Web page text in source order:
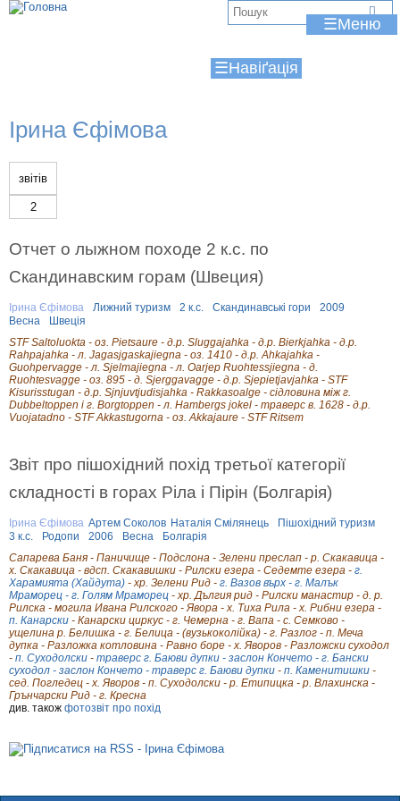
Jump to navigation
☰
☰
Ірина Єфімова
звітів
2
Отчет о лыжном походе 2 к.с. по
Скандинавским горам (Швеция)
Ірина Єфімова Лижний туризм 2 к.с. Скандинавські гори
2009
Весна
Швеція
STF Saltoluokta - оз. Pietsaure - д.р. Sluggajahka - д.р. Bierkjahka - д.р.
Rahpajahka - л. Jagasjgaskajiegna - оз. 1410 - д.р. Ahkajahka -
Guohpervagge - л. Sjelmajiegna - л. Oarjep Ruohtessjiegna - д.
Ruohtesvagge - оз. 895 - д. Sjerggavagge - д.р. Sjepietjavjahka - STF
Kisurisstugan - д.р. Sjnjuvtjudisjahka - Rakkasoalge - сідловина між г.
Dubbeltoppen і г. Borgtoppen - л. Hambergs jokel - траверс в. 1628 - д.р.
Vuojatadno - STF Akkastugorna - оз. Akkajaure - STF Ritsem
Звіт про пішохідний похід третьої категорії
складності в горах Ріла і Пірін (Болгарія)
Ірина Єфімова Артем Соколов Наталія Смілянець
Пішохідний туризм
3 к.с.
Родопи 2006 Весна
Болгарія
Сапарева Баня - Паничище - Подслона - Зелени преслап - р. Скакавица -
х. Скакавица - вдсп. Скакавишки - Рилски езера - Седемте езера - г.
Харамията (Хайдута) - хр. Зелени Рид - г. Вазов върх - г. Малък
Мраморец - г. Голям Мраморец - хр. Дългия рид - Рилски манастир - д. р.
Рилска - могила Ивана Рилского - Явора - х. Тиха Рила - х. Рибни езера -
п. Канарски - Канарски циркус - г. Чемерна - г. Вапа - с. Семково -
ущелина р. Белишка - г. Белица - (вузькоколійка) - г. Разлог - п. Меча
дупка - Разложка котловина - Равно боре - х. Яворов - Разложски суходол
- п. Суходолски - траверс г. Баюви дупки - заслон Кончето - г. Бански
суходол - заслон Кончето - траверс г. Баюви дупки - п. Каменитишки -
сед. Погледец - х. Яворов - п. Суходолски - р. Етипицка - р. Влахинска -
Грънчарски Рид - г. Кресна
див. також фотозвіт про похід